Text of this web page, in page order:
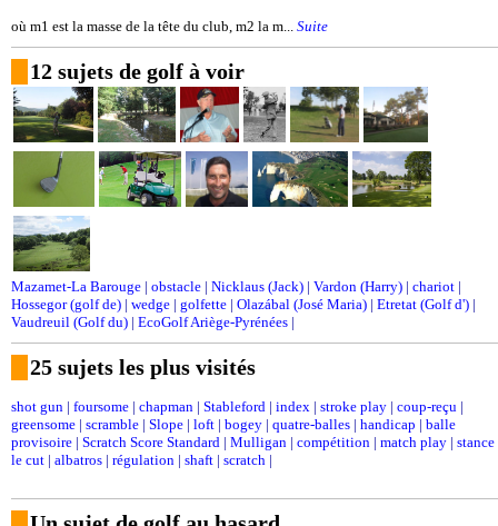
où m1 est la masse de la tête du club, m2 la m... Suite
12 sujets de golf à voir
Mazamet-La Barouge | obstacle | Nicklaus (Jack) | Vardon (Harry) | chariot |
Hossegor (golf de) | wedge | golfette | Olazábal (José Maria) | Etretat (Golf d') |
Vaudreuil (Golf du) | EcoGolf Ariège-Pyrénées |
25 sujets les plus visités
shot gun | foursome | chapman | Stableford | index | stroke play | coup-reçu |
greensome | scramble | Slope | loft | bogey | quatre-balles | handicap | balle
provisoire | Scratch Score Standard | Mulligan | compétition | match play | stance
le cut | albatros | régulation | shaft | scratch |